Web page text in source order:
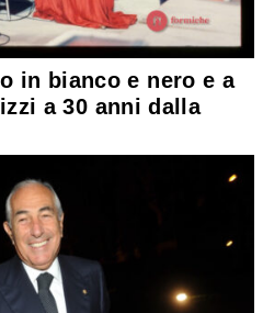
in bianco e nero e a
a 30 anni dalla